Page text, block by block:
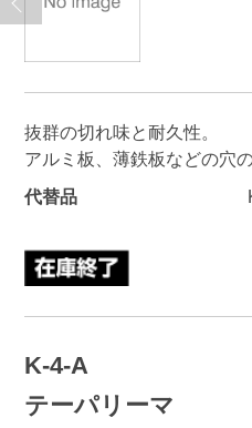
抜群の切れ味と耐久性。
アルミ板、薄鉄板などの穴
代替品
K-4-A
テーパリーマ